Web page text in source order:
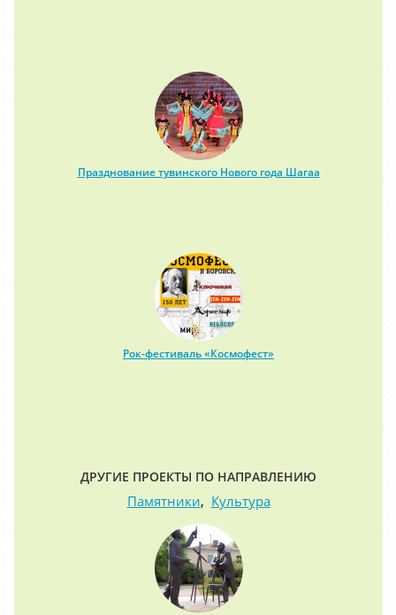
Празднование тувинского Нового года Шагаа
Рок-фестиваль «Космофест»
ДРУГИЕ ПРОЕКТЫ ПО НАПРАВЛЕНИЮ
Памятники, Культура